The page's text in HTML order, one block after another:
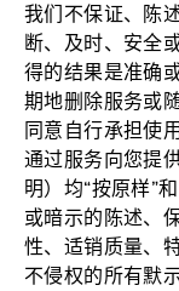
我们不保证、陈
断、及时、安全
得的结果是准确
期地删除服务或
同意自行承担使
通过服务向您提
明）均“按原样”
或暗示的陈述、
性、适销质量、
不侵权的所有默